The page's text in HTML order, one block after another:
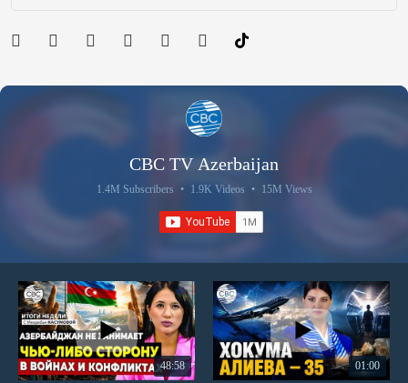
CBC TV Azerbaijan
1.4M Subscribers • 1.9K Videos • 15M Views
48:58 01:00